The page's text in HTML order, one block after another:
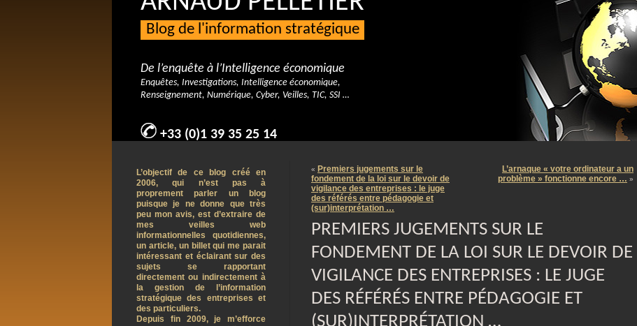
Blog de l'information stratégique
De l’enquête à l’Intelligence économique
Enquêtes, Investigations, Intelligence économique,
Renseignement, Numérique, Cyber, Veilles, TIC, SSI …
+33 (0)1 39 35 25 14
« Premiers jugements sur le
fondement de la loi sur le devoir de
vigilance des entreprises : le juge
des référés entre pédagogie et
(sur)interprétation …
L’arnaque « votre ordinateur a un
problème » fonctionne encore … »
PREMIERS JUGEMENTS SUR LE
FONDEMENT DE LA LOI SUR LE DEVOIR DE
VIGILANCE DES ENTREPRISES : LE JUGE
DES RÉFÉRÉS ENTRE PÉDAGOGIE ET
(SUR)INTERPRÉTATION …
L’objectif de ce blog créé en
2006, qui n’est pas à
proprement parler un blog
puisque je ne donne que très
peu mon avis, est d’extraire de
mes veilles web
informationnelles quotidiennes,
un article, un billet qui me parait
intéressant et éclairant sur des
sujets se rapportant
directement ou indirectement à
la gestion de l’information
stratégique des entreprises et
des particuliers.
Depuis fin 2009, je m’efforce